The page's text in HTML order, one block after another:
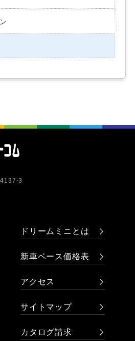
3
ドリームミニとは
新車ベース価格表
アクセス
サイトマップ
カタログ請求